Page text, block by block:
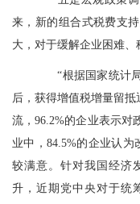
来，新的组合式税费支
大，对于缓解企业困难、
“根据国家统计局
后，获得增值税增量留
流，96.2%的企业表示对
业中，84.5%的企业认为
较满意。针对我国经济
升，近期党中央对于统